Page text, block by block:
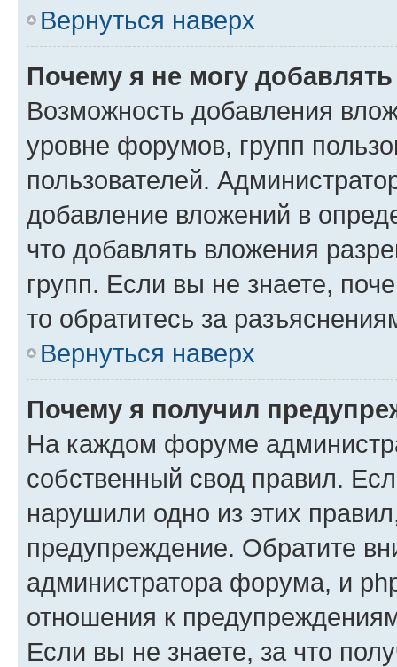
Вернуться наверх
Почему я не могу
Возможность добавления
уровне форумов, групп
пользователей.
добавление вложений в
что добавлять вложения
групп. Если вы не знаете,
то обратитесь за
Вернуться наверх
Почему я получил
На каждом форуме
собственный свод правил.
нарушили одно из этих
предупреждение. Обратите
администратора форума, и
отношения к
Если вы не знаете, за что